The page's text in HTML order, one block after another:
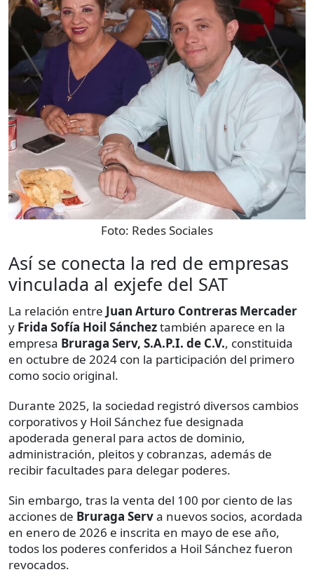
Foto: Redes Sociales
Así se conecta la red de empresas
vinculada al exjefe del SAT
La relación entre Juan Arturo Contreras Mercader
y Frida Sofía Hoil Sáncheztambién aparece en la
empresa Bruraga Serv, S.A.P.I. de C.V., constituida
en octubre de 2024 con la participación del primero
como socio original.
Durante 2025, la sociedad registró diversos cambios
corporativos y Hoil Sánchez fue designada
apoderada general para actos de dominio,
administración, pleitos y cobranzas, además de
recibir facultades para delegar poderes.
Sin embargo, tras la venta del 100 por ciento de las
acciones de Bruraga Serva nuevos socios, acordada
en enero de 2026 e inscrita en mayo de ese año,
todos los poderes conferidos a Hoil Sánchez fueron
revocados.